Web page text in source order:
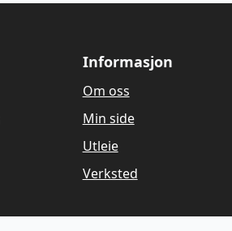
Informasjon
Om oss
Min side
Utleie
Verksted